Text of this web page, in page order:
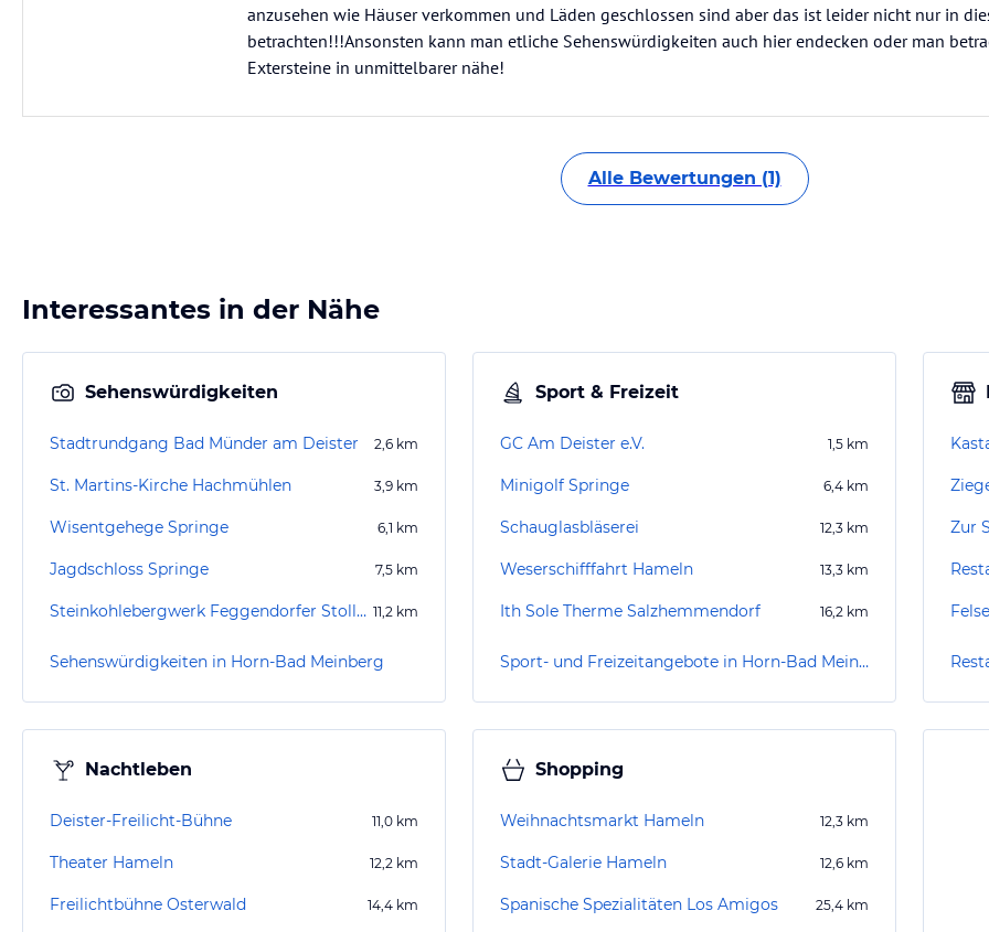
anzusehen wie Häuser verkommen und Läden geschlossen sind aber das ist leider nicht nur in
betrachten!!!Ansonsten kann man etliche Sehenswürdigkeiten auch hier endecken oder man
Extersteine in unmittelbarer nähe!
Alle Bewertungen (1)
Interessantes in der Nähe
Sehenswürdigkeiten
Stadtrundgang Bad Münder am Deister 2,6 km
St. Martins-Kirche Hachmühlen 3,9 km
Wisentgehege Springe 6,1 km
Jagdschloss Springe 7,5 km
Steinkohlebergwerk Feggendorfer Stollen 11,2 km
Sehenswürdigkeiten in Horn-Bad Meinberg
Sport & Freizeit
GC Am Deister e.V. 1,5 km
Minigolf Springe 6,4 km
Schauglasbläserei 12,3 km
Weserschifffahrt Hameln 13,3 km
Ith Sole Therme Salzhemmendorf 16,2 km
Sport- und Freizeitangebote in Horn-Bad Meinberg
Zur
Nachtleben
Deister-Freilicht-Bühne 11,0 km
Theater Hameln 12,2 km
Freilichtbühne Osterwald 14,4 km
Shopping
Weihnachtsmarkt Hameln 12,3 km
Stadt-Galerie Hameln 12,6 km
Spanische Spezialitäten Los Amigos 25,4 km